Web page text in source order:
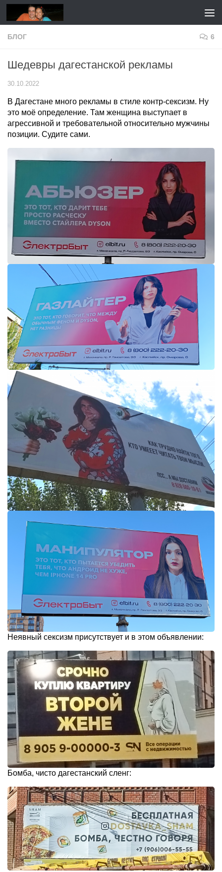
Перейти к содержимому
БЛОГ 6
Шедевры дагестанской рекламы
30.10.2022
В Дагестане много рекламы в стиле контр-сексизм. Ну
это моё определение. Там женщина выступает в
агрессивной и требовательной относительно мужчины
позиции. Судите сами.
Неявный сексизм присутствует и в этом объявлении:
Бомба, чисто дагестанский сленг: